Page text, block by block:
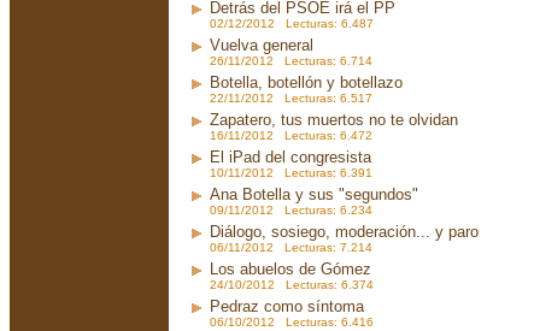
Detrás del PSOE irá el PP
02/12/2012 Lecturas: 6.487
Vuelva general
26/11/2012 Lecturas: 6.714
Botella, botellón y botellazo
22/11/2012 Lecturas: 6.517
Zapatero, tus muertos no te olvidan
16/11/2012 Lecturas: 6.472
El iPad del congresista
10/11/2012 Lecturas: 6.391
Ana Botella y sus "segundos"
09/11/2012 Lecturas: 6.234
Diálogo, sosiego, moderación... y paro
06/11/2012 Lecturas: 7.214
Los abuelos de Gómez
24/10/2012 Lecturas: 6.374
Pedraz como síntoma
06/10/2012 Lecturas: 6.416